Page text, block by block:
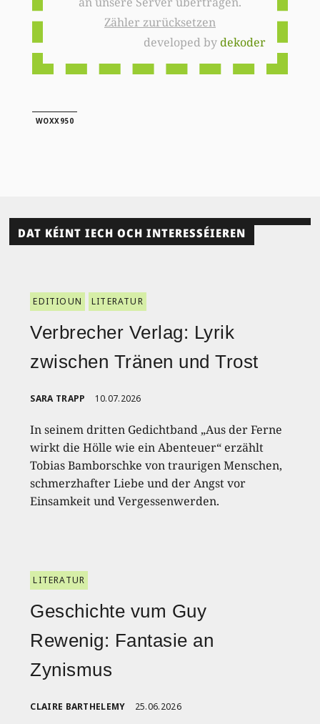
Zähler zurücksetzen
developed bydekoder
WOXX950
DAT KÉINT IECH OCH INTERESSÉIEREN
EDITIOUN LITERATUR
Verbrecher Verlag: Lyrik
zwischen Tränen und Trost
SARA TRAPP 10.07.2026
In seinem dritten Gedichtband „Aus der Ferne
wirkt die Hölle wie ein Abenteuer“ erzählt
Tobias Bamborschke von traurigen Menschen,
schmerzhafter Liebe und der Angst vor
Einsamkeit und Vergessenwerden.
LITERATUR
Geschichte vum Guy
Rewenig: Fantasie an
Zynismus
CLAIRE BARTHELEMY 25.06.2026